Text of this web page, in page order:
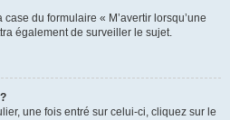
du formulaire « M’avertir lorsqu’une
également de surveiller le sujet.
une fois entré sur celui-ci, cliquez sur le